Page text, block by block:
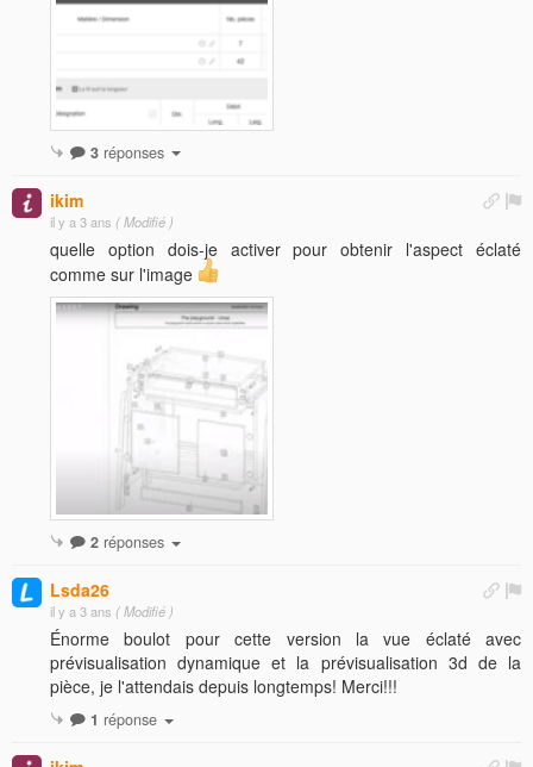
3 réponses
ikim
il y a 3 ans ( Modifié )
quelle option dois-je activer pour obtenir l'aspect éclaté
comme sur l'image
2 réponses
Lsda26
il y a 3 ans ( Modifié )
Énorme boulot pour cette version la vue éclaté avec
prévisualisation dynamique et la prévisualisation 3d de la
pièce, je l'attendais depuis longtemps! Merci!!!
1 réponse